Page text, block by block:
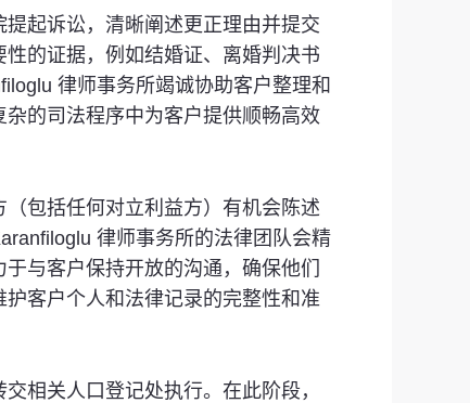
起诉讼，清晰阐述更正理由并提交
的证据，例如结婚证、离婚判决书
律师事务所竭诚协助客户整理和
的司法程序中为客户提供顺畅高效
包括任何对立利益方）有机会陈述
律师事务所的法律团队会精
与客户保持开放的沟通，确保他们
客户个人和法律记录的完整性和准
相关人口登记处执行。在此阶段，